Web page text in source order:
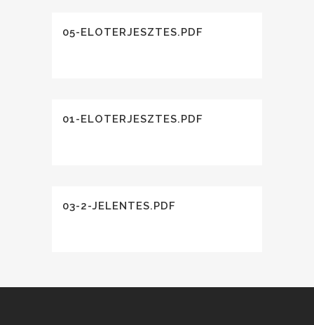
05-ELOTERJESZTES.PDF
01-ELOTERJESZTES.PDF
03-2-JELENTES.PDF